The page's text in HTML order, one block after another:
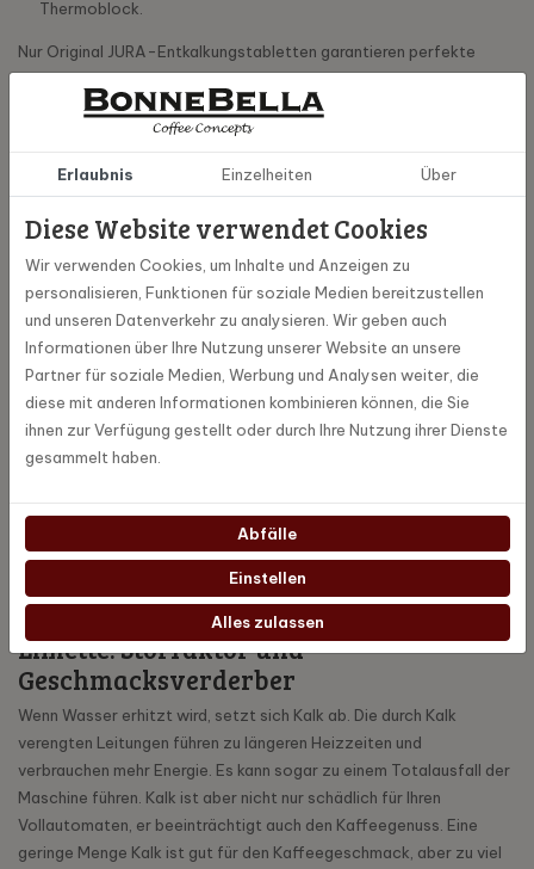
Thermoblock.
Nur Original JURA-Entkalkungstabletten garantieren perfekte
Hygiene und Schutz. Unsere Schutzrezepturen und
Zusammensetzungen sind optimal auf die Prozesse und
Materialien der JURA-Vollautomaten abgestimmt.
Phosphatfrei
Eine ausgeprägte Öko-Intelligenz ist für JURA ebenso wichtig wie
der nachhaltige Umgang mit Rohstoffen und Energie. Deshalb setzt
JURA auch bei den Original-Entkalkungstabletten auf eine
ausschliesslich phosphatfreie Rezeptur. Die optimierte Rezeptur
garantiert TÜV-zertifizierte Hygiene bei gleichzeitiger Schonung
der Umwelt und perfekte Kaffeeresultate.
Immer perfekter Kaffeegenuss dank
TÜV-zertifizierter Hygiene
JURA-Kaffeevollautomaten wurden von der unabhängigen,
eingestuft. Dieses Prädikat belegt, dass die exakt auf die
elektronisch gesteuerten Programme abgestimmten JURA-
Pflegeprodukte eine TÜV-zertifizierte Hygiene für jedes JURA-
Kaffeegerät garantieren.
Limette: Störfaktor und
Geschmacksverderber
Wenn Wasser erhitzt wird, setzt sich Kalk ab. Die durch Kalk
verengten Leitungen führen zu längeren Heizzeiten und
verbrauchen mehr Energie. Es kann sogar zu einem Totalausfall der
Maschine führen. Kalk ist aber nicht nur schädlich für Ihren
Vollautomaten, er beeinträchtigt auch den Kaffeegenuss. Eine
geringe Menge Kalk ist gut für den Kaffeegeschmack, aber zu viel
Erlaubnis Einzelheiten Über
Diese Website verwendet Cookies
Wir verwenden Cookies, um Inhalte und Anzeigen zu
personalisieren, Funktionen für soziale Medien bereitzustellen
und unseren Datenverkehr zu analysieren. Wir geben auch
Informationen über Ihre Nutzung unserer Website an unsere
Partner für soziale Medien, Werbung und Analysen weiter, die
diese mit anderen Informationen kombinieren können, die Sie
ihnen zur Verfügung gestellt oder durch Ihre Nutzung ihrer Dienste
gesammelt haben.
Abfälle
Einstellen
Alles zulassen